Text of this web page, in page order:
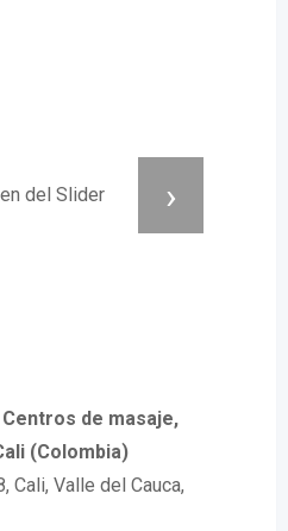
›
de masaje,
(Colombia)
Cali, Valle del Cauca,